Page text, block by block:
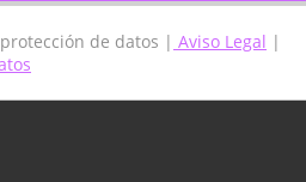
de datos | Aviso Legal |